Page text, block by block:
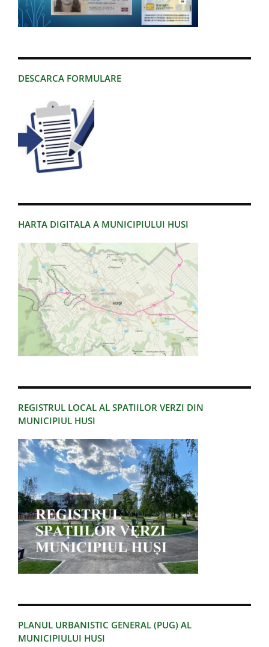
DESCARCA FORMULARE
HARTA DIGITALA A MUNICIPIULUI HUSI
REGISTRUL LOCAL AL SPATIILOR VERZI DIN
MUNICIPIUL HUSI
PLANUL URBANISTIC GENERAL (PUG) AL
MUNICIPIULUI HUSI